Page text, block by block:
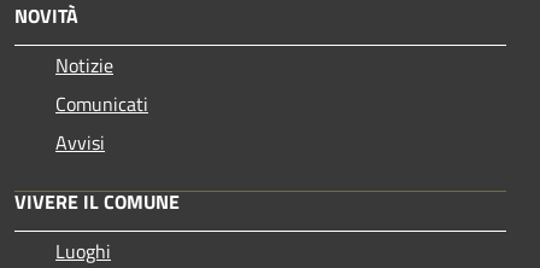
NOVITÀ
Notizie
Comunicati
Avvisi
VIVERE IL COMUNE
Luoghi